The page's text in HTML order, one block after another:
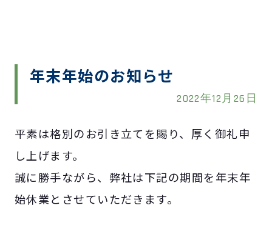
年末年始のお知らせ
2022年12月26日
平素は格別のお引き立てを賜り、厚く御礼申
し上げます。
誠に勝手ながら、弊社は下記の期間を年末年
始休業とさせていただきます。